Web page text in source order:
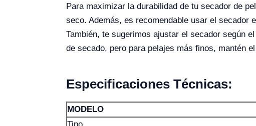
Para maximizar la durabilidad de tu secador de
seco. Además, es recomendable usar el secador
También, te sugerimos ajustar el secador según
de secado, pero para pelajes más finos, mantén
Especificaciones Técnicas:
MODELO